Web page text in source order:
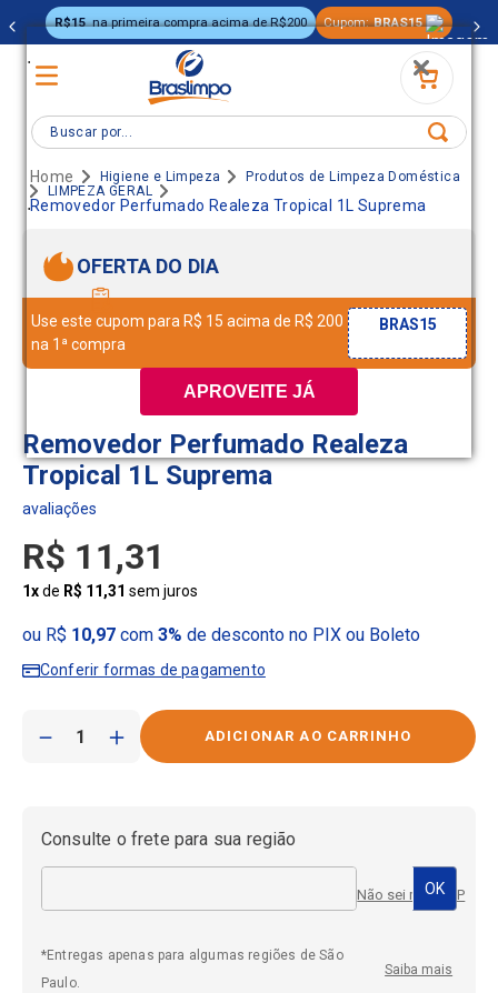
.
.
APROVEITE JÁ
R$15 na primeira compra acima de R$200 Cupom: BRAS15
Buscar por...
Higiene e Limpeza
Produtos de Limpeza Doméstica
LIMPEZA GERAL
Removedor Perfumado Realeza Tropical 1L Suprema
OFERTA DO DIA
Use este cupom para R$ 15 acima de R$ 200
na 1ª compra
BRAS15
Removedor Perfumado Realeza
Tropical 1L Suprema
R$ 11,31
1xde R$ 11,31 sem juros
ou R$ 10,97com 3% de desconto no PIX ou Boleto
Conferir formas de pagamento
＋
－
Consulte o frete para sua região
Não sei meu CEP
*Entregas apenas para algumas regiões de São
Paulo.
Saiba mais